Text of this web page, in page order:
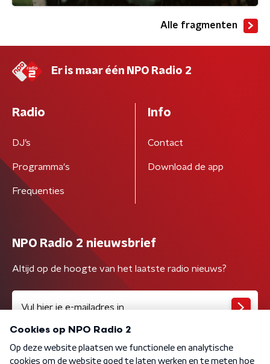
Alle fragmenten
Er is maar één NPO Radio 2
Radio
DJ’s
Programma's
Frequenties
Info
Contact
Download de app
NPO Radio 2 nieuwsbrief
Altijd op de hoogte van het laatste radio nieuws?